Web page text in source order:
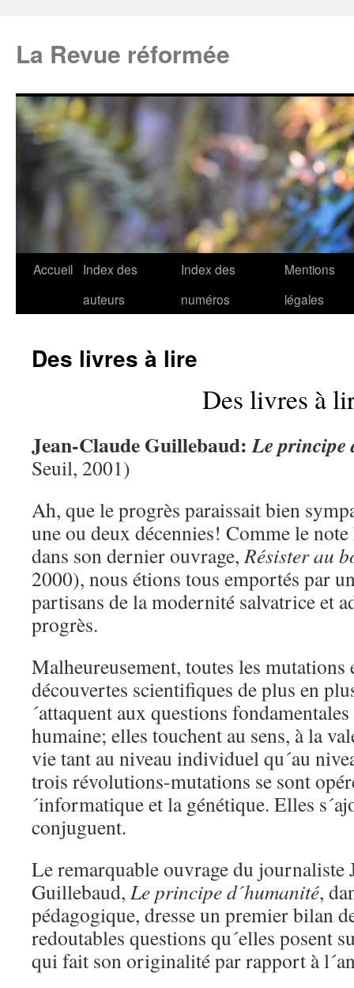
La Revue réformée
Accueil
Index des
auteurs
Index des
numéros
Mentions
légales
Des livres à lire
Des livres à
Jean-Claude Guillebaud:Le principe
Seuil, 2001)
Ah, que le progrès paraissait bien
une ou deux décennies! Comme le
dans son dernier ouvrage,Résister au
2000), nous étions tous emportés par
partisans de la modernité salvatrice et
progrès.
Malheureusement, toutes les mutations
découvertes scientifiques de plus en
´attaquent aux questions
humaine; elles touchent au sens, à la
vie tant au niveau individuel qu´au
trois révolutions-mutations se sont
´informatique et la génétique. Elles
conjuguent.
Le remarquable ouvrage du journaliste
Guillebaud, Le principe d´humanité,
pédagogique, dresse un premier bilan
redoutables questions qu´elles posent
qui fait son originalité par rapport à